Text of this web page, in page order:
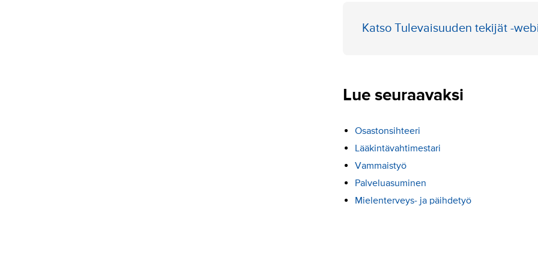
Katso Tulevaisuuden tekijät -
Lue seuraavaksi
Osastonsihteeri
Lääkintävahtimestari
Vammaistyö
Palveluasuminen
Mielenterveys- ja päihdetyö